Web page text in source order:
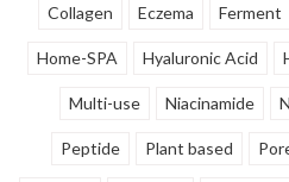
Collagen Eczema Ferment
Home-SPA Hyaluronic Acid
Multi-use Niacinamide
Peptide Plant based